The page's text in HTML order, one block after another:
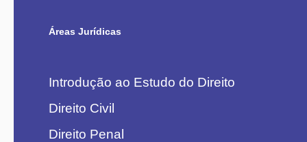
Áreas Jurídicas
Introdução ao Estudo do Direito
Direito Civil
Direito Penal